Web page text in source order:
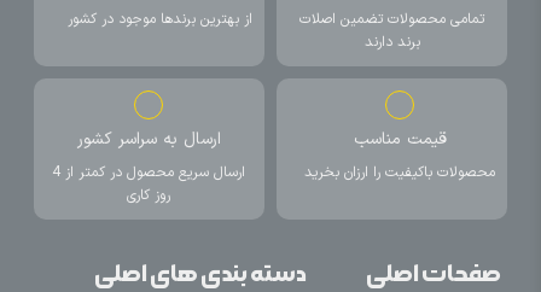
تمامی محصولات تضمین اصلات
برند دارند
از بهترین برندها موجود در کشور
قیمت مناسب
محصولات باکیفیت را ارزان بخرید
ارسال به سراسر کشور
ارسال سریع محصول در کمتر از 4
روز کاری
صفحات اصلی دسته بندی های اصلی